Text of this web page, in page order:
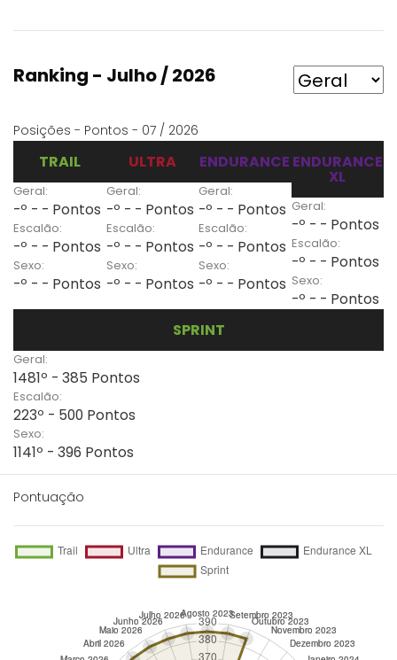
Ranking - Julho / 2026
Posições - Pontos - 07 / 2026
TRAIL
Geral:
-º - - Pontos
Escalão:
-º - - Pontos
Sexo:
-º - - Pontos
ULTRA
Geral:
-º - - Pontos
Escalão:
-º - - Pontos
Sexo:
-º - - Pontos
ENDURANCE
Geral:
-º - - Pontos
Escalão:
-º - - Pontos
Sexo:
-º - - Pontos
ENDURANCE
XL
Geral:
-º - - Pontos
Escalão:
-º - - Pontos
Sexo:
-º - - Pontos
SPRINT
Geral:
1481º - 385 Pontos
Escalão:
223º - 500 Pontos
Sexo:
1141º - 396 Pontos
Pontuação